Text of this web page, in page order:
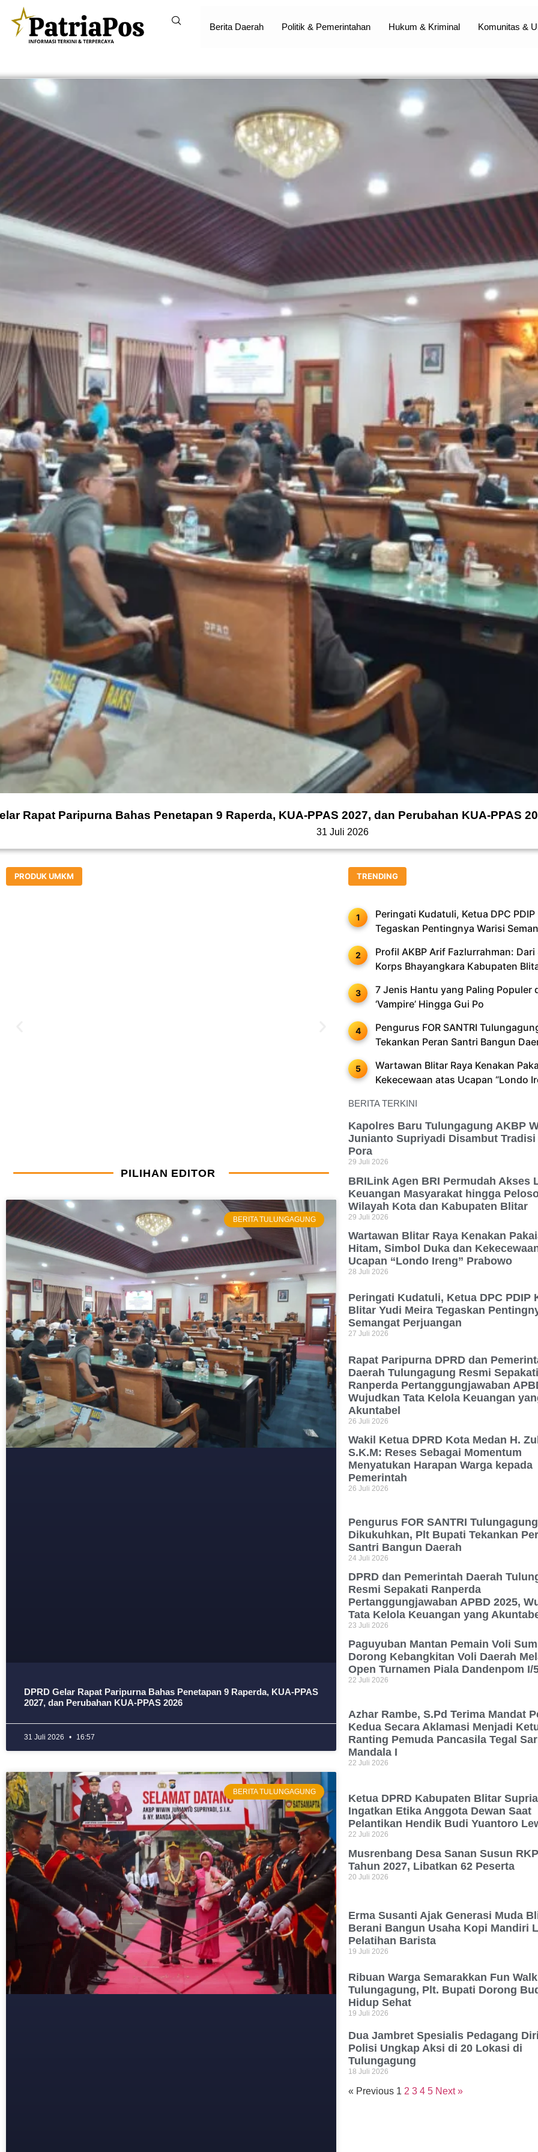
Berita Daerah Politik & Pemerintahan Hukum & Kriminal Komunitas &
Rapat Paripurna Bahas Penetapan 9 Raperda, KUA-PPAS 2027, dan Perubahan KUA-PPAS
31 Juli 2026
PRODUK UMKM
Sekarang
.
SEKARANG
PILIHAN EDITOR
BERITA TULUNGAGUNG
DPRD Gelar Rapat Paripurna Bahas Penetapan 9 Raperda, KUA-PPAS
2027, dan Perubahan KUA-PPAS 2026
31 Juli 2026 16:57
BERITA TULUNGAGUNG
TRENDING
Peringati Kudatuli, Ketua DPC
Tegaskan Pentingnya Warisi
Profil AKBP Arif Fazlurrahman:
Korps Bhayangkara Kabupaten
7 Jenis Hantu yang Paling Populer
‘Vampire’ Hingga Gui Po
Pengurus FOR SANTRI
Tekankan Peran Santri Bangun
Wartawan Blitar Raya Kenakan
Kekecewaan atas Ucapan “Londo
BERITA TERKINI
Kapolres Baru Tulungagung AKBP
Junianto Supriyadi Disambut Tradisi
Pora
29 Juli 2026
BRILink Agen BRI Permudah Akses
Keuangan Masyarakat hingga
Wilayah Kota dan Kabupaten Blitar
29 Juli 2026
Wartawan Blitar Raya Kenakan
Hitam, Simbol Duka dan
Ucapan “Londo Ireng” Prabowo
28 Juli 2026
Peringati Kudatuli, Ketua DPC PDIP
Blitar Yudi Meira Tegaskan
Semangat Perjuangan
27 Juli 2026
Rapat Paripurna DPRD dan
Daerah Tulungagung Resmi Sepakati
Ranperda Pertanggungjawaban
Wujudkan Tata Kelola Keuangan
Akuntabel
26 Juli 2026
Wakil Ketua DPRD Kota Medan H.
S.K.M: Reses Sebagai Momentum
Menyatukan Harapan Warga kepada
Pemerintah
26 Juli 2026
Pengurus FOR SANTRI Tulungagung
Dikukuhkan, Plt Bupati Tekankan
Santri Bangun Daerah
24 Juli 2026
DPRD dan Pemerintah Daerah
Resmi Sepakati Ranperda
Pertanggungjawaban APBD 2025,
Tata Kelola Keuangan yang
23 Juli 2026
Paguyuban Mantan Pemain Voli
Dorong Kebangkitan Voli Daerah
Open Turnamen Piala Dandenpom I/
22 Juli 2026
Azhar Rambe, S.Pd Terima Mandat
Kedua Secara Aklamasi Menjadi
Ranting Pemuda Pancasila Tegal
Mandala I
22 Juli 2026
Ketua DPRD Kabupaten Blitar
Ingatkan Etika Anggota Dewan Saat
Pelantikan Hendik Budi Yuantoro
22 Juli 2026
Musrenbang Desa Sanan Susun
Tahun 2027, Libatkan 62 Peserta
20 Juli 2026
Erma Susanti Ajak Generasi Muda
Berani Bangun Usaha Kopi Mandiri
Pelatihan Barista
19 Juli 2026
Ribuan Warga Semarakkan Fun
Tulungagung, Plt. Bupati Dorong
Hidup Sehat
19 Juli 2026
Dua Jambret Spesialis Pedagang
Polisi Ungkap Aksi di 20 Lokasi di
Tulungagung
18 Juli 2026
« Previous 1 2 3 4 5 Next »